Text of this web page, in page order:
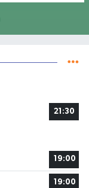
21:30
19:00
19:00